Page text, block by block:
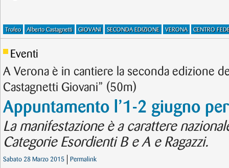
Trofeo Alberto Castagnetti GIOVANI SECONDA EDIZIONE VERONA CENTRO
Eventi
A Verona è in cantiere la seconda edizione
Castagnetti Giovani” (50m)
Appuntamento l’1-2 giugno
La manifestazione è a carattere
Categorie Esordienti B e A e Ragazzi.
Sabato 28 Marzo 2015 Permalink